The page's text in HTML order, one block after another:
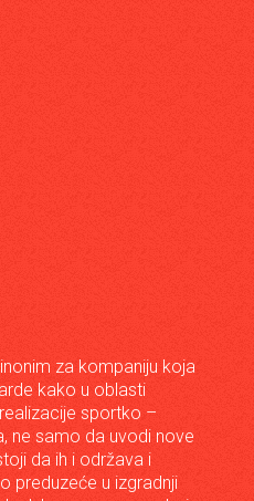
za kompaniju koja
kako u oblasti
sportko –
ne samo da uvodi nove
da ih i održava i
preduzeće u izgradnji